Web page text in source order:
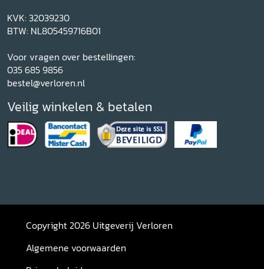
KVK: 32039230
BTW: NL805459716B01
Voor vragen over bestellingen:
035 685 9856
bestel@verloren.nl
Veilig winkelen & betalen
Copyright 2026 Uitgeverij Verloren
Algemene voorwaarden